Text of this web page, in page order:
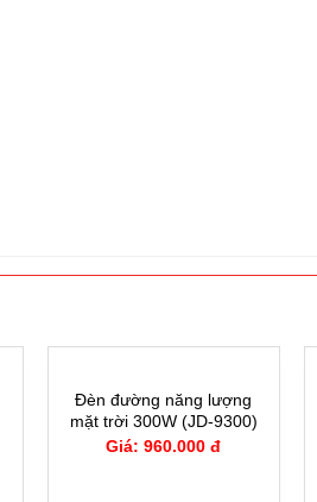
Đèn đường năng lượng
mặt trời 300W (JD-9300)
Giá: 960.000 đ